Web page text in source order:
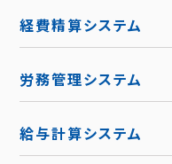
料金
キャリア採用
導入事例
経費精算システム
労務管理システム
給与計算システム